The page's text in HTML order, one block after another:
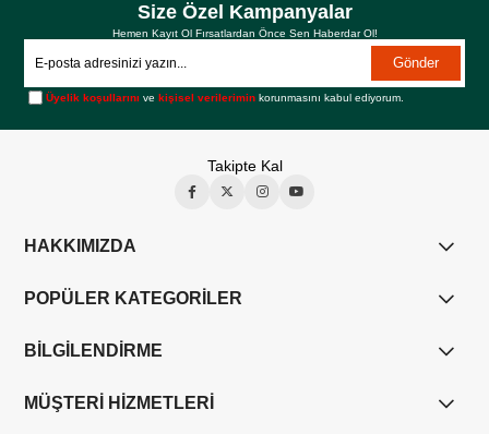
Size Özel Kampanyalar
Hemen Kayıt Ol Fırsatlardan Önce Sen Haberdar Ol!
Gönder
Üyelik koşullarını vekişisel verilerimin korunmasını kabul ediyorum.
Takipte Kal
HAKKIMIZDA
POPÜLER KATEGORİLER
BİLGİLENDİRME
MÜŞTERİ HİZMETLERİ